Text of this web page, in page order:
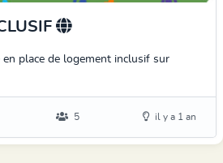
place de logement inclusif sur
5 il y a 1 an